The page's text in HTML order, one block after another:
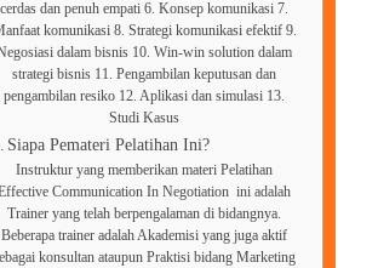
cerdas dan penuh empati 6. Konsep komunikasi 7.
komunikasi 8. Strategi komunikasi efektif 9.
dalam bisnis 10. Win-win solution dalam
strategi bisnis 11. Pengambilan keputusan dan
pengambilan resiko 12. Aplikasi dan simulasi 13.
Studi Kasus
Siapa Pemateri Pelatihan Ini?
Instruktur yang memberikan materi Pelatihan
Communication In Negotiation ini adalah
Trainer yang telah berpengalaman di bidangnya.
Beberapa trainer adalah Akademisi yang juga aktif
konsultan ataupun Praktisi bidang Marketing